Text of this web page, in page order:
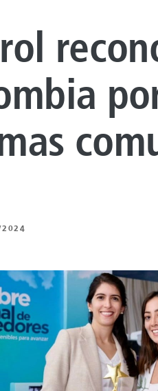
REVESTIMIENTO
MECÁNICA
2024